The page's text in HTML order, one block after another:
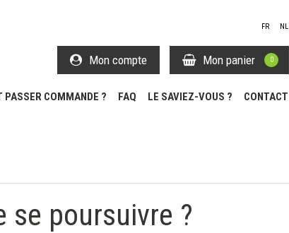
FR NL
Mon compte Mon panier 0
PASSER COMMANDE ? FAQ LE SAVIEZ-VOUS ? CONTACT
se poursuivre ?